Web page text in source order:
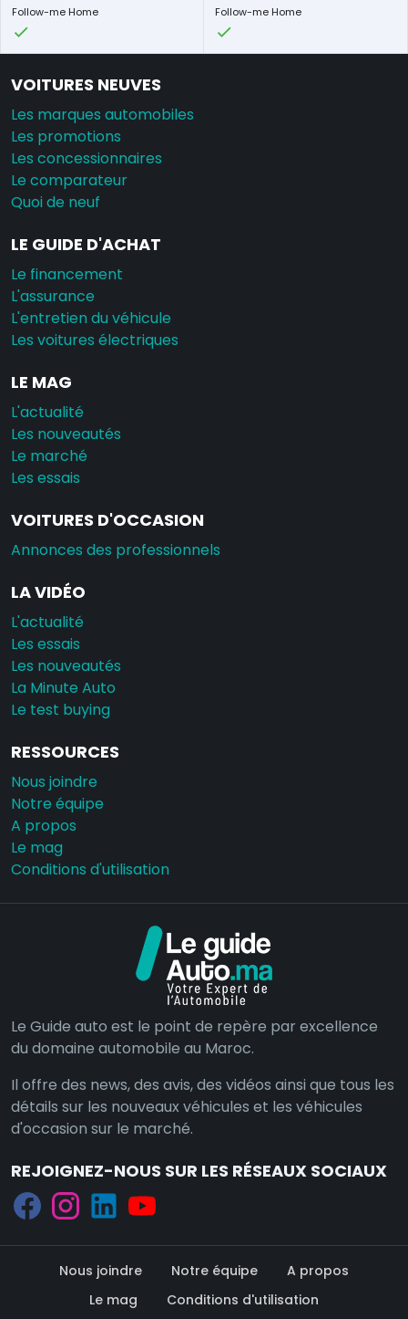
Follow-me Home Follow-me Home
VOITURES NEUVES
Les marques automobiles
Les promotions
Les concessionnaires
Le comparateur
Quoi de neuf
LE GUIDE D'ACHAT
Le financement
L'assurance
L'entretien du véhicule
Les voitures électriques
LE MAG
L'actualité
Les nouveautés
Le marché
Les essais
VOITURES D'OCCASION
Annonces des professionnels
LA VIDÉO
L'actualité
Les essais
Les nouveautés
La Minute Auto
Le test buying
RESSOURCES
Nous joindre
Notre équipe
A propos
Le mag
Conditions d'utilisation
Le Guide auto est le point de repère par excellence
du domaine automobile au Maroc.
Il offre des news, des avis, des vidéos ainsi que tous les
détails sur les nouveaux véhicules et les véhicules
d'occasion sur le marché.
REJOIGNEZ-NOUS SUR LES RÉSEAUX SOCIAUX
Nous joindre Notre équipe
A propos
Le mag
Conditions d'utilisation